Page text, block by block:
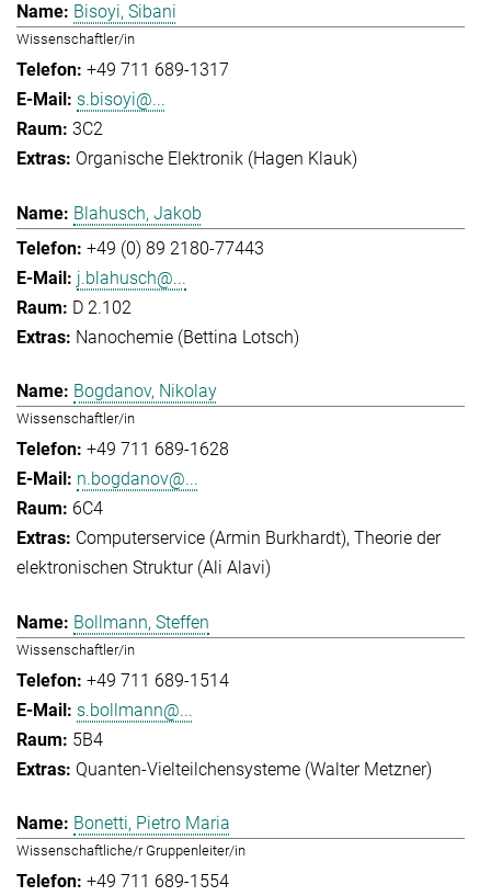
Bisoyi, Sibani
Wissenschaftler/in
+49 711 689-1317
s.bisoyi@...
3C2
Organische Elektronik (Hagen Klauk)
Blahusch, Jakob
+49 (0) 89 2180-77443
j.blahusch@...
D 2.102
Nanochemie (Bettina Lotsch)
Bogdanov, Nikolay
Wissenschaftler/in
+49 711 689-1628
n.bogdanov@...
6C4
Computerservice (Armin Burkhardt) Theorie der
elektronischen Struktur (Ali Alavi)
Bollmann, Steffen
Wissenschaftler/in
+49 711 689-1514
s.bollmann@...
5B4
Quanten-Vielteilchensysteme (Walter Metzner)
Bonetti, Pietro Maria
Wissenschaftliche/r Gruppenleiter/in
+49 711 689-1554